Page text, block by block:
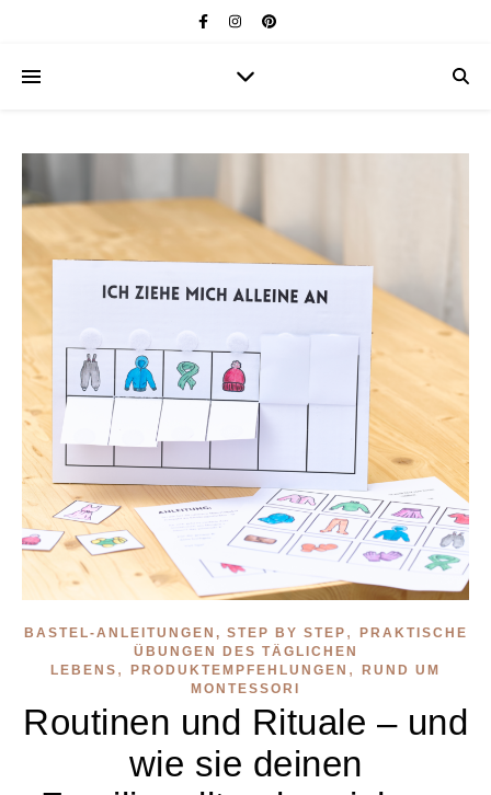
BASTEL-ANLEITUNGEN, STEP BY STEP ,
PRAKTISCHE
ÜBUNGEN DES TÄGLICHEN
LEBENS , PRODUKTEMPFEHLUNGEN ,
RUND UM
MONTESSORI
Routinen und Rituale – und
wie sie deinen